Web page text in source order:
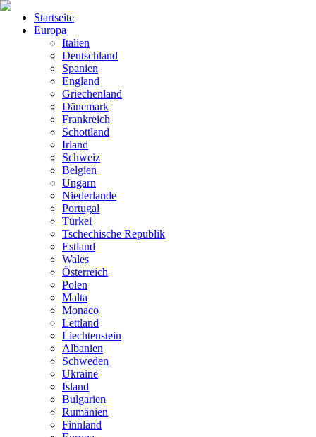
Startseite
Europa
Italien
Deutschland
Spanien
England
Griechenland
Dänemark
Frankreich
Schottland
Irland
Schweiz
Belgien
Ungarn
Niederlande
Portugal
Türkei
Tschechische Republik
Estland
Wales
Österreich
Polen
Malta
Monaco
Lettland
Liechtenstein
Albanien
Schweden
Ukraine
Island
Bulgarien
Rumänien
Finnland